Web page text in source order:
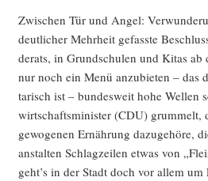
Zwi­schen Tür und Angel:
deut­li­cher Mehr­heit gefass­te
de­rats, in Grund­schu­len und Kitas ab
nur noch ein Menü anzu­bie­ten – das
ta­risch ist – bun­des­weit hohe Wel­len
wirt­schafts­mi­nis­ter (CDU) grum­melt,
ge­wo­ge­nen Ernäh­rung dazu­ge­hö­re,
an­stal­ten Schlag­zei­len etwas von
geht’s in der Stadt doch vor allem